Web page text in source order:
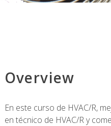
Overview
En este curso de HVAC/R,
en técnico de HVAC/R y